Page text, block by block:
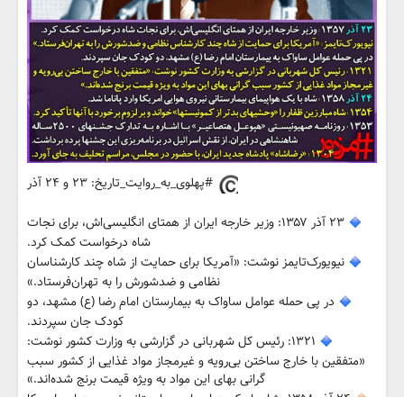
#پهلوی_به_روایت_تاریخ: ۲۳ و ۲۴ آذر
۲۳ آذر ۱۳۵۷: وزیر خارجه ایران از همتای انگلیسی‌اش، برای نجات
شاه درخواست کمک کرد.
نیویورک‌تایمز نوشت: «آمریکا برای حمایت از شاه چند کارشناسان
نظامی و ضدشورش را به تهران‌فرستاد.»
در پی حمله عوامل ساواک به بیمارستان امام رضا (ع) مشهد، دو
کودک جان سپردند.
۱۳۲۱: رئیس کل شهربانی در گزارشی به وزارت کشور نوشت:
«متفقین با خارج ساختن بی‌رویه و غیرمجاز مواد غذایی از کشور سبب
گرانی بهای این مواد به ویژه قیمت برنج شده‌اند.»